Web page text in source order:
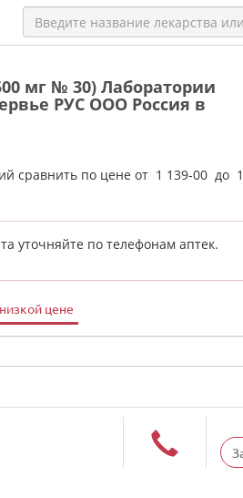
мг № 30) Лаборатории
РУС ООО Россия в
сравнить по цене от 1 139-00 до
уточняйте по телефонам аптек.
цене